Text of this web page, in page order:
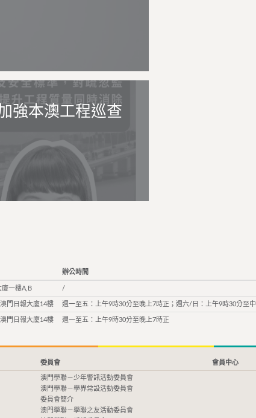
強本澳工程巡查
辦公時間
廈一樓A,B /
門日報大廈14樓 週一至五：上午9時30分至晚上7時正；週六/日：上午9時30分至
門日報大廈14樓 週一至五：上午9時30分至晚上7時正
委員會
澳門學聯－少年警訊活動委員會
澳門學聯－學界常設活動委員會
委員會簡介
澳門學聯－學聯之友活動委員會
會員中心